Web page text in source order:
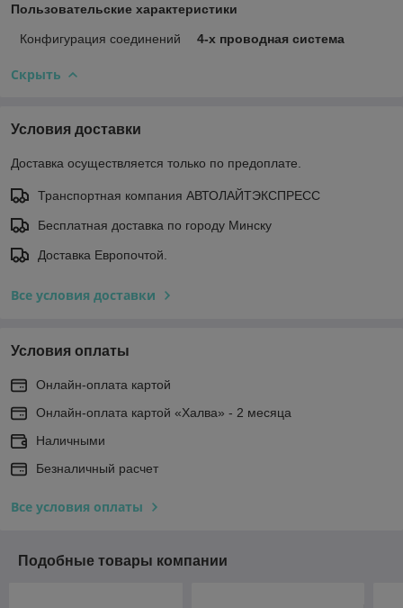
Пользовательские характеристики
Конфигурация соединений 4-х проводная система
Скрыть
Условия доставки
Доставка осуществляется только по предоплате.
Транспортная компания АВТОЛАЙТЭКСПРЕСС
Бесплатная доставка по городу Минску
Доставка Европочтой.
Все условия доставки
Условия оплаты
Онлайн-оплата картой
Онлайн-оплата картой «Халва» - 2 месяца
Наличными
Безналичный расчет
Все условия оплаты
Подобные товары компании